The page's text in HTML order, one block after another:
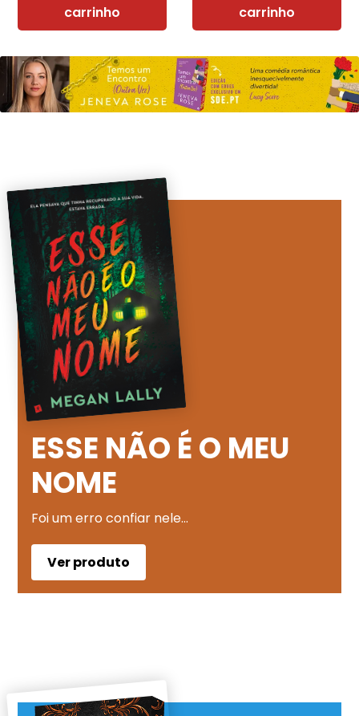
carrinho
carrinho
ESSE NÃO É O MEU
NOME
Foi um erro confiar nele…
Ver produto